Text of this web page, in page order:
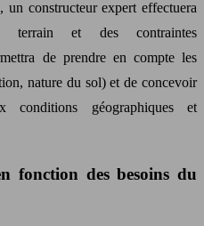
constructeur expert effectuera
terrain et des contraintes
de prendre en compte les
nature du sol) et de concevoir
conditions géographiques et
fonction des besoins du